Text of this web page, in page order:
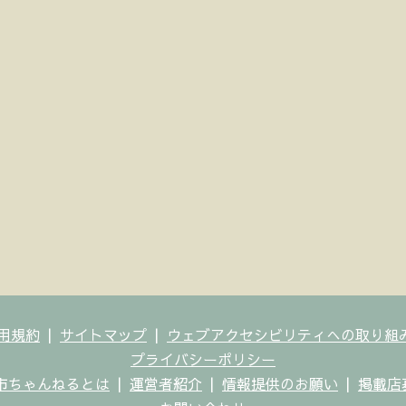
規約 サイトマップ
ウェブアクセシビリティへの取り組
プライバシーポリシー
ちゃんねるとは
運営者紹介 情報提供のお願い
掲載店